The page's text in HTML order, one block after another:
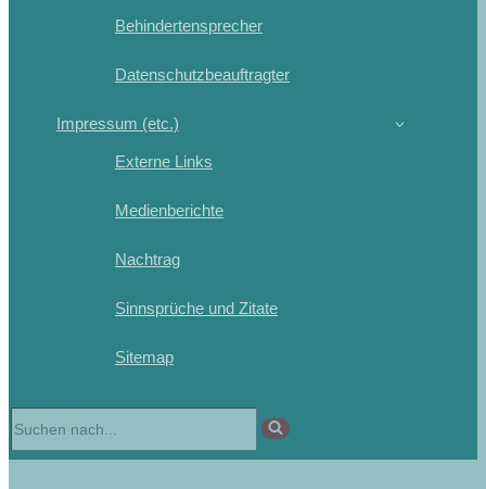
Behindertensprecher
Datenschutzbeauftragter
Impressum (etc.)
Externe Links
Medienberichte
Nachtrag
Sinnsprüche und Zitate
Sitemap